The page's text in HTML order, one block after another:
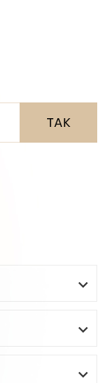
TAK


